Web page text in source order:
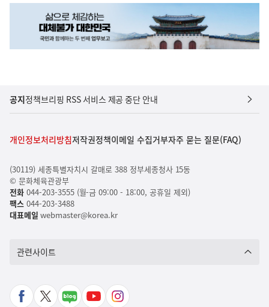
공지정책브리핑 RSS 서비스 제공 중단 안내
개인정보처리방침저작권정책이메일 수집거부자주 묻는 질문(FAQ)
(30119) 세종특별자치시 갈매로 388 정부세종청사 15동
© 문화체육관광부
전화044-203-3555 (월-금 09:00 - 18:00, 공휴일 제외)
팩스044-203-3488
대표메일 webmaster@korea.kr
관련사이트
페
X
네
유
인